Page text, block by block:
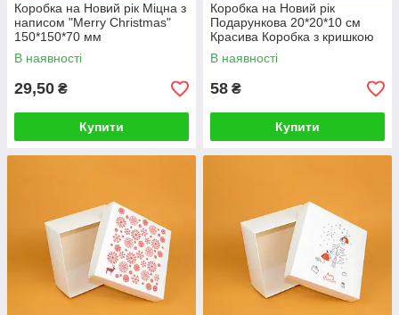
Коробка на Новий рік Міцна з
написом "Merry Christmas"
150*150*70 мм
В наявності
29,50 ₴
Купити
Коробка на Новий рік
Подарункова 20*20*10 см
Красива Коробка з кришкою
"Сніжинки"
В наявності
58 ₴
Купити